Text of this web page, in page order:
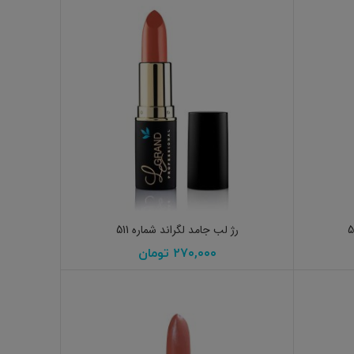
افزودن به سبد خرید
رژ لب جامد لگراند شماره 511
۲۷۰,۰۰۰ تومان